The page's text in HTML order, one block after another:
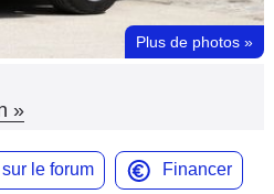
Plus de photos »
»
le forum Financer